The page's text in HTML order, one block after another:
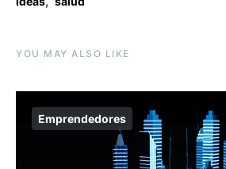
YOU MAY ALSO LIKE
Emprendedores